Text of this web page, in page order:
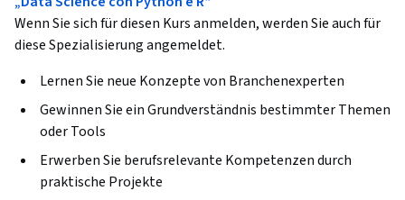
Wenn Sie sich für diesen Kurs anmelden, werden Sie auch für
diese Spezialisierung angemeldet.
Lernen Sie neue Konzepte von Branchenexperten
Gewinnen Sie ein Grundverständnis bestimmter Themen
oder Tools
Erwerben Sie berufsrelevante Kompetenzen durch
praktische Projekte